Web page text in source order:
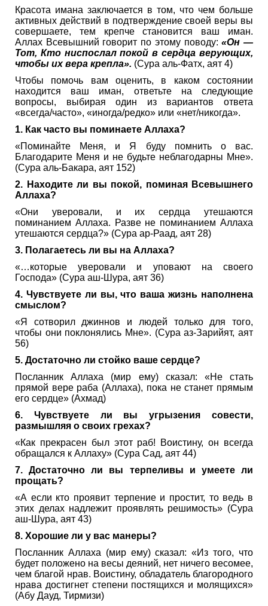
Красота имана заключается в том, что чем больше
активных действий в подтверждение своей веры вы
совершаете, тем крепче становится ваш иман.
Аллах Всевышний говорит по этому поводу:«Он —
Тот, Кто ниспослал покой в сердца верующих,
чтобы их вера крепла». (Сура аль-Фатх, аят 4)
Чтобы помочь вам оценить, в каком состоянии
находится ваш иман, ответьте на следующие
вопросы, выбирая один из вариантов ответа
«всегда/часто», «иногда/редко» или «нет/никогда».
1. Как часто вы поминаете Аллаха?
«Поминайте Меня, и Я буду помнить о вас.
Благодарите Меня и не будьте неблагодарны Мне».
(Сура аль-Бакара, аят 152)
2. Находите ли вы покой, поминая Всевышнего
Аллаха?
«Они уверовали, и их сердца утешаются
поминанием Аллаха. Разве не поминанием Аллаха
утешаются сердца?» (Сура ар-Раад, аят 28)
3. Полагаетесь ли вы на Аллаха?
«…которые уверовали и уповают на своего
Господа» (Сура аш-Шура, аят 36)
4. Чувствуете ли вы, что ваша жизнь наполнена
смыслом?
«Я сотворил джиннов и людей только для того,
чтобы они поклонялись Мне». (Сура аз-Зарийят, аят
56)
5. Достаточно ли стойко ваше сердце?
Посланник Аллаха (мир ему) сказал: «Не стать
прямой вере раба (Аллаха), пока не станет прямым
его сердце» (Ахмад)
6. Чувствуете ли вы угрызения совести,
размышляя о своих грехах?
«Как прекрасен был этот раб! Воистину, он всегда
обращался к Аллаху» (Сура Сад, аят 44)
7. Достаточно ли вы терпеливы и умеете ли
прощать?
«А если кто проявит терпение и простит, то ведь в
этих делах надлежит проявлять решимость» (Сура
аш-Шура, аят 43)
8. Хорошие ли у вас манеры?
Посланник Аллаха (мир ему) сказал: «Из того, что
будет положено на весы деяний, нет ничего весомее,
чем благой нрав. Воистину, обладатель благородного
нрава достигнет степени постящихся и молящихся»
(Абу Дауд, Тирмизи)